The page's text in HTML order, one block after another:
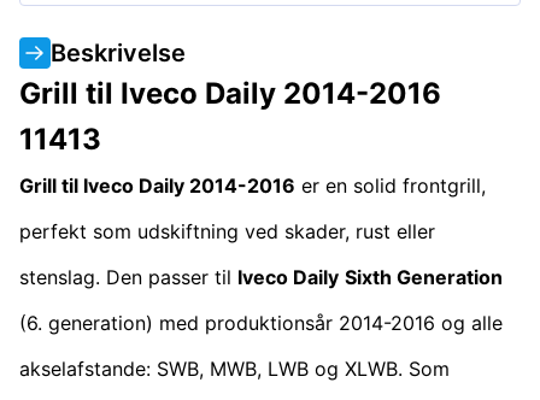
Beskrivelse
Grill til Iveco Daily 2014-2016
11413
Grill til Iveco Daily 2014-2016 er en solid frontgrill,
perfekt som udskiftning ved skader, rust eller
stenslag. Den passer til Iveco Daily Sixth Generation
(6. generation) med produktionsår 2014-2016 og alle
akselafstande: SWB, MWB, LWB og XLWB. Som